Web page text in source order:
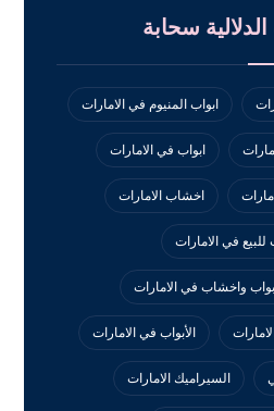
سحابة
ابواب المنيوم في الامارات
ابواب في الامارات
اخشاب الامارات
في الامارات
واخشاب في الامارات
الأبواب في الامارات
السيراميك الامارات